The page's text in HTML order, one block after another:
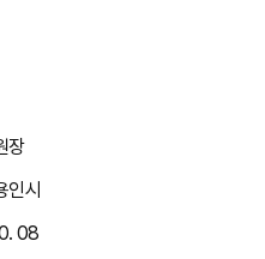
장
인시
08